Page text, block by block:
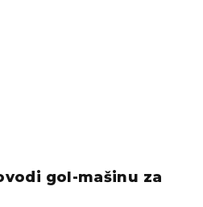
gol-mašinu za